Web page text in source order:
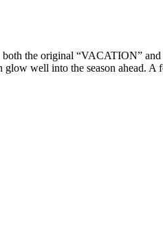
the original “VACATION”
well into the season ahead. A